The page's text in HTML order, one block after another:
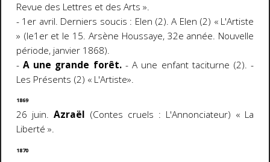
Revue des Lettres et des Arts ».
- 1er avril. Derniers soucis : Elen (2). A Elen (2) « L'Artiste
» (le1er et le 15. Arsène Houssaye, 32e année. Nouvelle
période, janvier 1868).
- A une grande forêt. - A une enfant taciturne (2). -
Les Présents (2) « L'Artiste».
1869
26 juin. Azraël (Contes cruels : L'Annonciateur) « La
Liberté ».
1870